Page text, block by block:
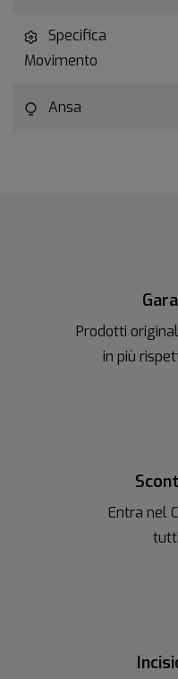
Specifica
Movimento
Ansa
Prodotti
in più
Entra nel